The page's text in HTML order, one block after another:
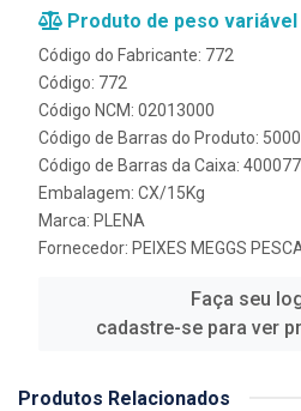
Produto de peso variável
Código do Fabricante: 772
Código: 772
Código NCM: 02013000
Código de Barras do Produto:
Código de Barras da Caixa:
Embalagem: CX/15Kg
Marca: PLENA
Fornecedor: PEIXES MEGGS
Faça seu
cadastre-se para ver
Produtos Relacionados